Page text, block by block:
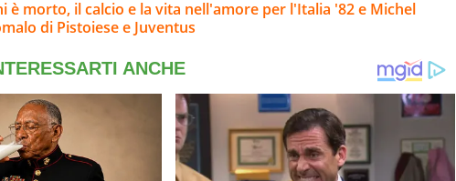
è morto, il calcio e la vita nell'amore per l'Italia '82 e Michel
di Pistoiese e Juventus